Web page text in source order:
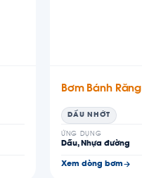
Bơm Bánh Răng
DẦU NHỚT
ỨNG DỤNG
Dầu, Nhựa đường
Xem dòng bơm